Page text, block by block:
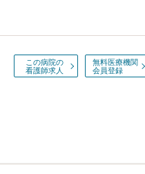
この病院の
看護師求人
無料医療機関
会員登録